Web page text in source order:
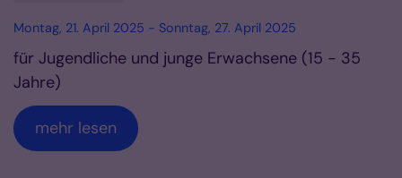
Montag, 21. April 2025 - Sonntag, 27. April 2025
für Jugendliche und junge Erwachsene (15 - 35
Jahre)
mehr lesen